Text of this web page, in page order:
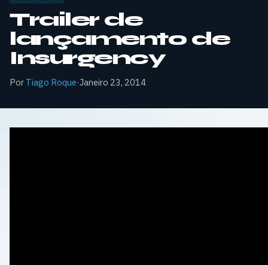
Trailer de
lançamento de
Insurgency
Por Tiago Roque·Janeiro 23, 2014